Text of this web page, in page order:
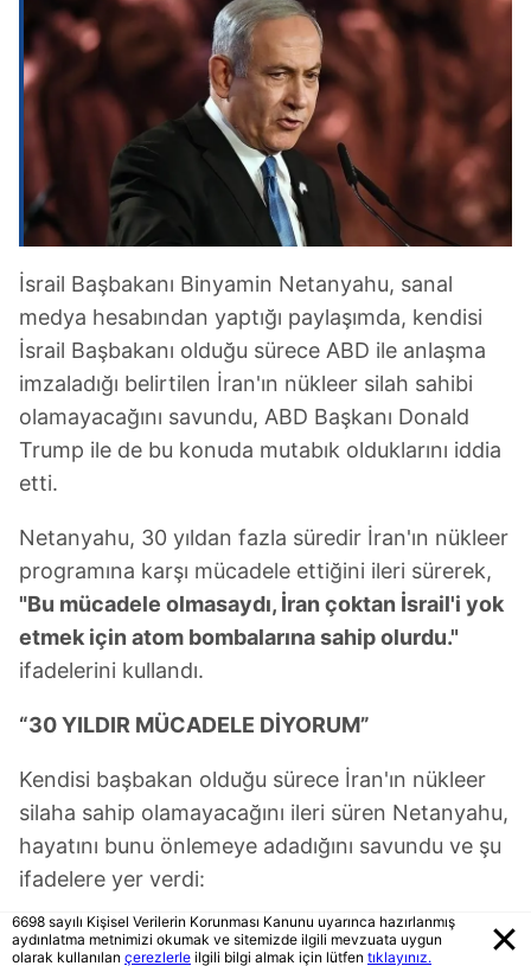
İsrail Başbakanı Binyamin Netanyahu, sanal
medya hesabından yaptığı paylaşımda, kendisi
İsrail Başbakanı olduğu sürece ABD ile anlaşma
imzaladığı belirtilen İran'ın nükleer silah sahibi
olamayacağını savundu, ABD Başkanı Donald
Trump ile de bu konuda mutabık olduklarını iddia
etti.
Netanyahu, 30 yıldan fazla süredir İran'ın nükleer
programına karşı mücadele ettiğini ileri sürerek,
"Bu mücadele olmasaydı, İran çoktan İsrail'i yok
etmek için atom bombalarına sahip olurdu."
ifadelerini kullandı.
“30 YILDIR MÜCADELE DİYORUM”
Kendisi başbakan olduğu sürece İran'ın nükleer
silaha sahip olamayacağını ileri süren Netanyahu,
hayatını bunu önlemeye adadığını savundu ve şu
ifadelere yer verdi:
“İsrail Başbakanı olduğum sürece İran nükleer
6698 sayılı Kişisel Verilerin Korunması Kanunu uyarınca hazırlanmış
aydınlatma metnimizi okumak ve sitemizde ilgili mevzuata uygun
olarak kullanılan çerezlerle ilgili bilgi almak için lütfen tıklayınız.